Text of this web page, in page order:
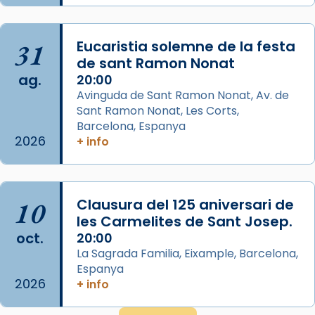
duració aproximada de tres hores. Després,
processó (recuperada el 1972) al voltant
del temple amb les relíquies de les santes.
Des de 1985 hi participa també un grup de
diablesses amb música i ball propis. Festa
gran a Mataró.
«Si vols saber què és calor, ves per les
Santes a Mataró»🥵.
Photo
View on Facebook · Share
Arquebisbat de Barcelona
2 weeks ago
Jaume, fill de Zebedeu, és juntament amb el
seu germà Joan i Pere un dels que
31
ag.
2026
Eucaristia solemne de la festa
de sant Ramon Nonat
20:00
Avinguda de Sant Ramon Nonat, Av. de
Sant Ramon Nonat, Les Corts,
Barcelona, Espanya
+ info
10
oct.
2026
Clausura del 125 aniversari de
les Carmelites de Sant Josep.
20:00
La Sagrada Familia, Eixample, Barcelona,
Espanya
+ info